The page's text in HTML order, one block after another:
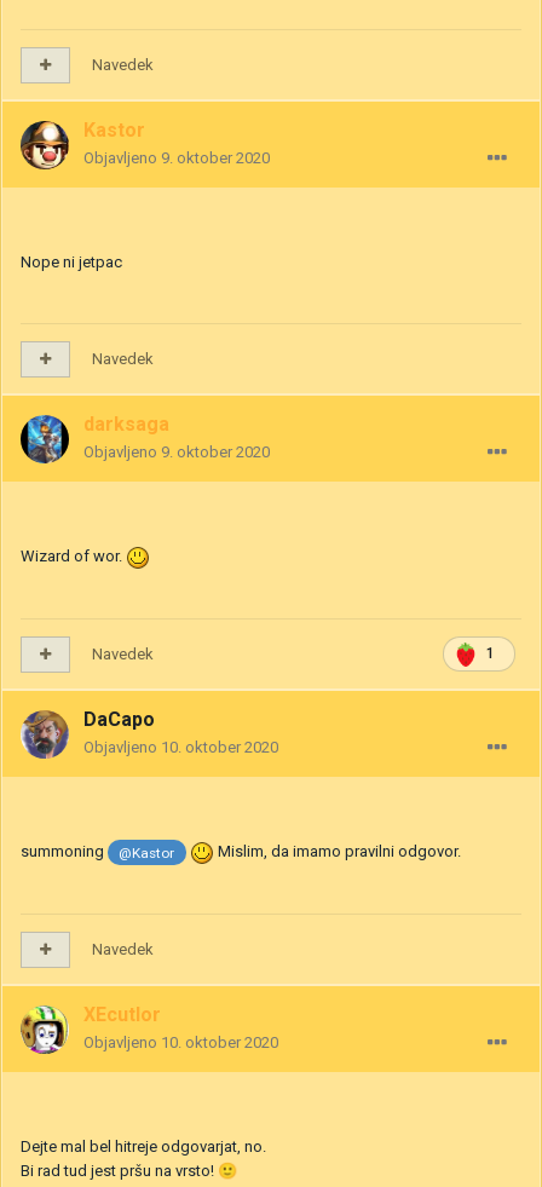
Navedek
Kastor
Objavljeno 9. oktober 2020
Nope ni jetpac
Navedek
darksaga
Objavljeno 9. oktober 2020
Wizard of wor.
1
Navedek
DaCapo
Objavljeno 10. oktober 2020
summoning @Kastor Mislim, da imamo pravilni odgovor.
Navedek
XEcutIor
Objavljeno 10. oktober 2020
Dejte mal bel hitreje odgovarjat, no.
Bi rad tud jest pršu na vrsto! 🙂